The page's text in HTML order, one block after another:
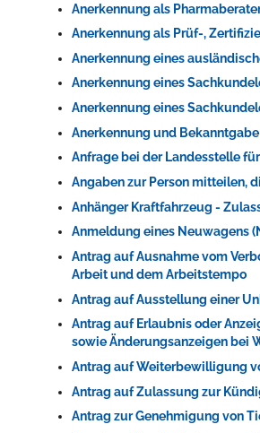
Erleben in Hockenheim
Spaß unter prickelnden Wasserfällen,
mehr dazu...
Anerkennung als
Anerkennung als Prüf-,
Anerkennung eines
Anerkennung eines
Anerkennung eines
Anerkennung und
Anfrage bei der Landesstelle
Angaben zur Person mitteilen,
Anhänger Kraftfahrzeug -
Anmeldung eines Neuwagens
Antrag auf Ausnahme vom
Arbeit und dem Arbeitstempo
Antrag auf Ausstellung einer
Antrag auf Erlaubnis oder
sowie Änderungsanzeigen bei
Antrag auf Weiterbewilligung
Antrag auf Zulassung zur
Antrag zur Genehmigung von